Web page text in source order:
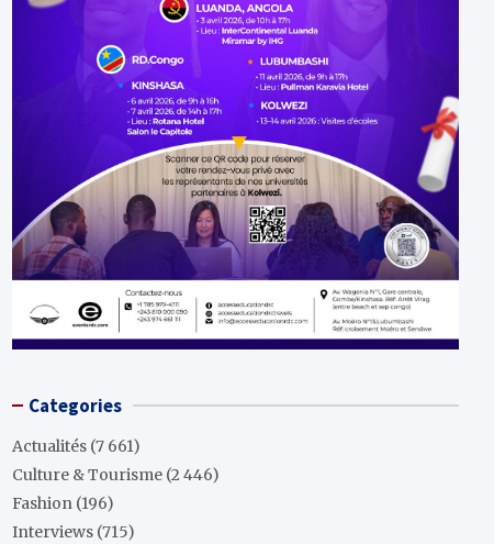
Categories
Actualités (7 661)
Culture & Tourisme (2 446)
Fashion (196)
Interviews (715)